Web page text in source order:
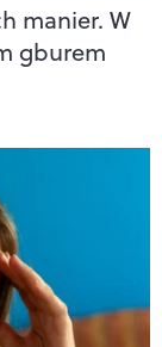
manier. W
gburem